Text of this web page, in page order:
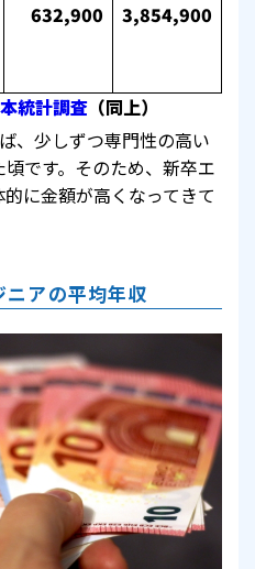
632,900 3,854,900
統計調査 （同上）
、少しずつ専門性の高い
です。そのため、新卒エ
に金額が高くなってきて
ニアの平均年収